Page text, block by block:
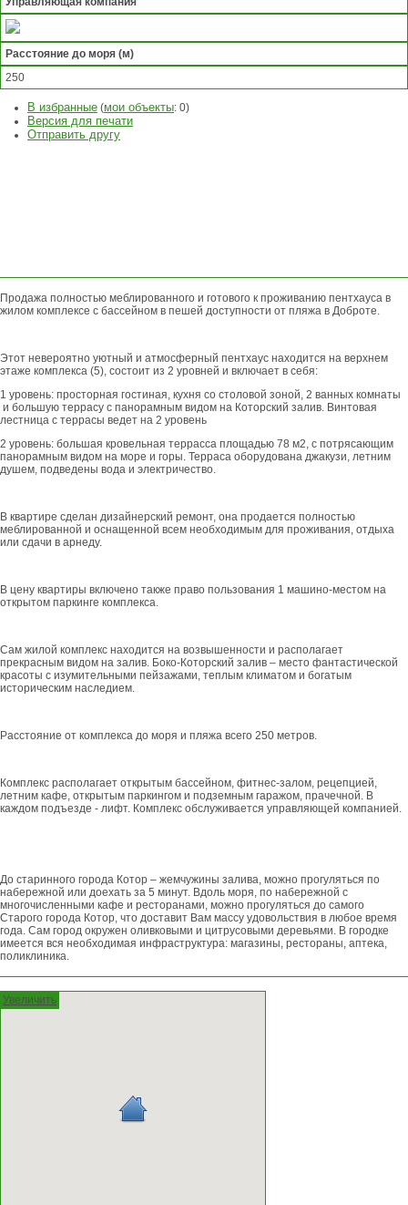
Расстояние до моря (м)
250
В избранные (мои объекты: 0)
Версия для печати
Отправить другу
Продажа полностью меблированного и готового к проживанию пентхауса в
жилом комплексе с бассейном в пешей доступности от пляжа в Доброте.
Этот невероятно уютный и атмосферный пентхаус находится на верхнем
этаже комплекса (5), состоит из 2 уровней и включает в себя:
1 уровень: просторная гостиная, кухня со столовой зоной, 2 ванных комнаты
и большую террасу с панорамным видом на Которский залив. Винтовая
лестница с террасы ведет на 2 уровень
2 уровень: большая кровельная террасса площадью 78 м2, с потрясающим
панорамным видом на море и горы. Терраса оборудована джакузи, летним
душем, подведены вода и электричество.
В квартире сделан дизайнерский ремонт, она продается полностью
меблированной и оснащенной всем необходимым для проживания, отдыха
или сдачи в арнеду.
В цену квартиры включено также право пользования 1 машино-местом на
открытом паркинге комплекса.
Сам жилой комплекс находится на возвышенности и располагает
прекрасным видом на залив. Боко-Которский залив – место фантастической
красоты с изумительными пейзажами, теплым климатом и богатым
историческим наследием.
Расстояние от комплекса до моря и пляжа всего 250 метров.
Комплекс располагает открытым бассейном, фитнес-залом, рецепцией,
летним кафе, открытым паркингом и подземным гаражом, прачечной. В
каждом подъезде - лифт. Комплекс обслуживается управляющей компанией.
До старинного города Котор – жемчужины залива, можно прогуляться по
набережной или доехать за 5 минут. Вдоль моря, по набережной с
многочисленными кафе и ресторанами, можно прогуляться до самого
Старого города Котор, что доставит Вам массу удовольствия в любое время
года. Сам город окружен оливковыми и цитрусовыми деревьями. В городке
имеется вся необходимая инфраструктура: магазины, рестораны, аптека,
поликлиника.
Увеличить